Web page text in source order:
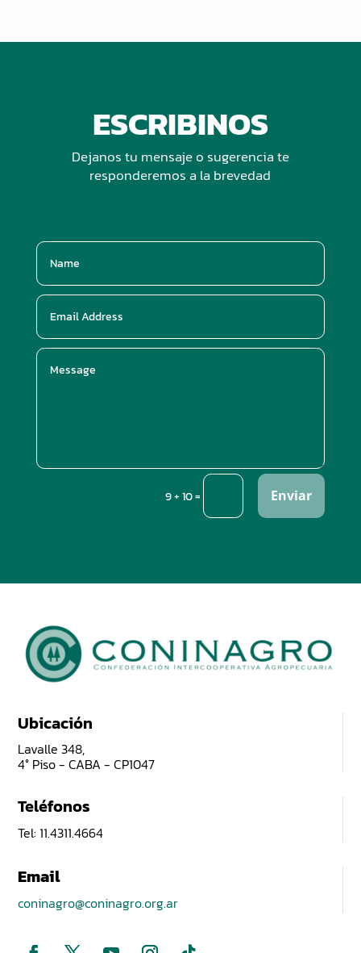
ESCRIBINOS
Dejanos tu mensaje o sugerencia te
responderemos a la brevedad
9 + 10= Enviar
Ubicación
Lavalle 348,
4° Piso - CABA - CP1047
Teléfonos
Tel: 11.4311.4664
Email
coninagro@coninagro.org.ar